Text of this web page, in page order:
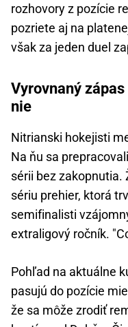
rozhovory z pozície
pozriete aj na
však za jeden duel
Vyrovnaný
nie
Nitrianski hokejisti
Na ňu sa
sérii bez zakopnutia.
sériu prehier, ktorá
semifinalisti
extraligový ročník.
Pohľad na aktuálne
pasujú do pozície
že sa môže zrodiť